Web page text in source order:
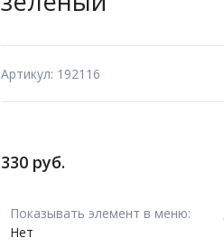
Артикул: 192116
330 руб.
Показывать элемент в меню:
Нет